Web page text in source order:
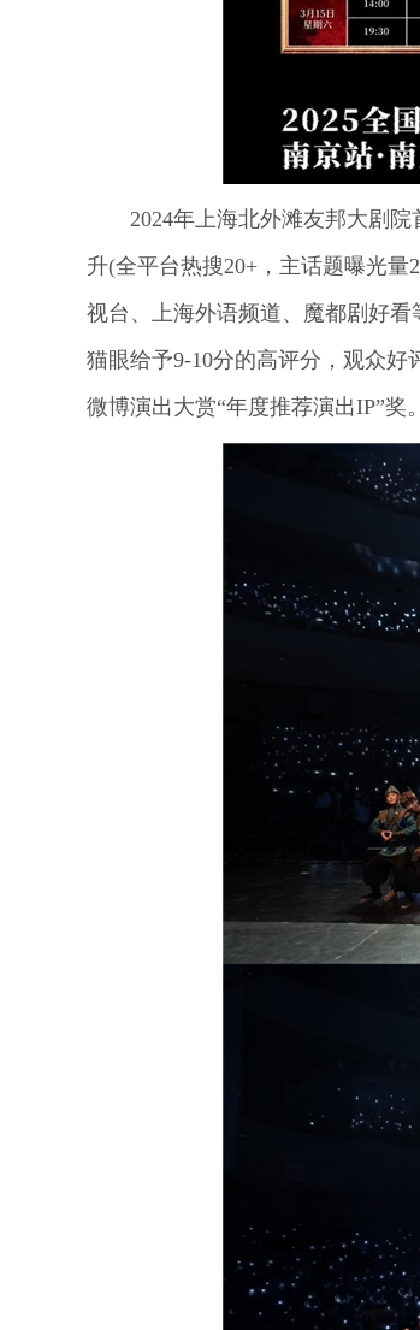
2024年上海北外滩友邦大剧
升(全平台热搜20+，主话题曝光量
视台、上海外语频道、魔都剧好
猫眼给予9-10分的高评分，观众好
微博演出大赏“年度推荐演出IP”奖。